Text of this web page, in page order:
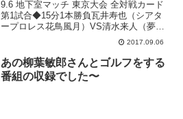
9.6 地下室マッチ 東京大会 全対戦カード
第1試合◆15分1本勝負瓦井寿也（シアタ
ープロレス花鳥風月）VS清水来人（夢闘
派プロレス）第2試合◆30分1本勝負ロッ
キー川村（パンクラスイズム横浜）VSジ
ョシュ・オブライエン（G-TALENT）...
2017.09.06
あの柳葉敏郎さんとゴルフをする
番組の収録でした〜